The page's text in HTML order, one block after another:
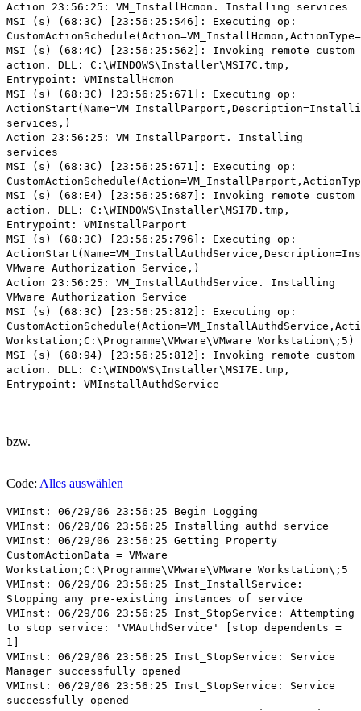
Action 23:56:25: VM_InstallHcmon. Installing services
MSI (s) (68:3C) [23:56:25:546]: Executing op:
MSI (s) (68:4C) [23:56:25:562]: Invoking remote custom
action. DLL: C:\WINDOWS\Installer\MSI7C.tmp,
Entrypoint: VMInstallHcmon
MSI (s) (68:3C) [23:56:25:671]: Executing op:
services,)
Action 23:56:25: VM_InstallParport. Installing
services
MSI (s) (68:3C) [23:56:25:671]: Executing op:
MSI (s) (68:E4) [23:56:25:687]: Invoking remote custom
action. DLL: C:\WINDOWS\Installer\MSI7D.tmp,
Entrypoint: VMInstallParport
MSI (s) (68:3C) [23:56:25:796]: Executing op:
VMware Authorization Service,)
Action 23:56:25: VM_InstallAuthdService. Installing
VMware Authorization Service
MSI (s) (68:3C) [23:56:25:812]: Executing op:
Workstation;C:\Programme\VMware\VMware Workstation\;5)
MSI (s) (68:94) [23:56:25:812]: Invoking remote custom
action. DLL: C:\WINDOWS\Installer\MSI7E.tmp,
Entrypoint: VMInstallAuthdService
bzw.
Code: Alles auswählen
VMInst: 06/29/06 23:56:25 Begin Logging
VMInst: 06/29/06 23:56:25 Installing authd service
VMInst: 06/29/06 23:56:25 Getting Property
CustomActionData = VMware
Workstation;C:\Programme\VMware\VMware Workstation\;5
VMInst: 06/29/06 23:56:25 Inst_InstallService:
Stopping any pre-existing instances of service
VMInst: 06/29/06 23:56:25 Inst_StopService: Attempting
to stop service: 'VMAuthdService' [stop dependents =
1]
VMInst: 06/29/06 23:56:25 Inst_StopService: Service
Manager successfully opened
VMInst: 06/29/06 23:56:25 Inst_StopService: Service
successfully opened